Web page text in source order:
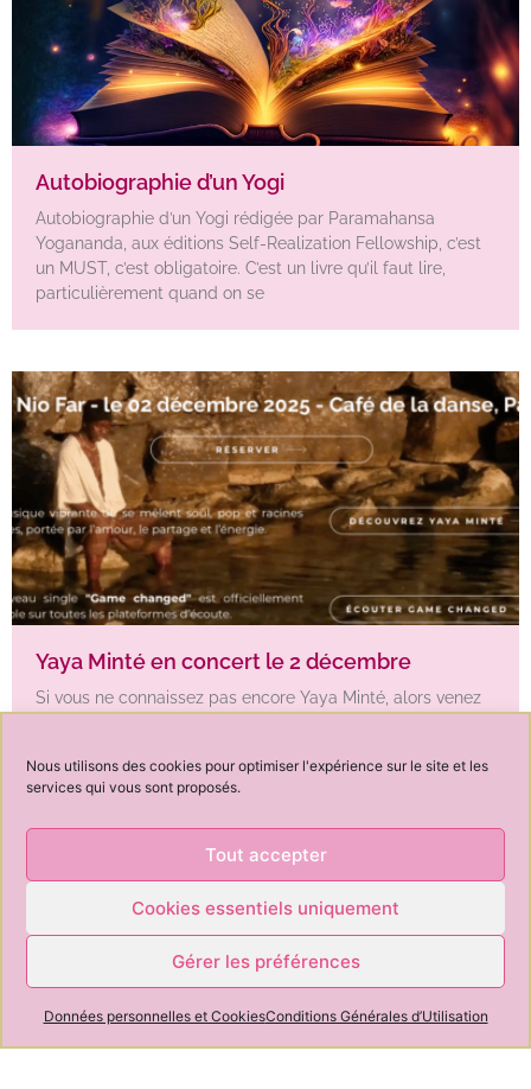
Nous utilisons des cookies pour optimiser l'expérience sur le site et les
services qui vous sont proposés.
Tout accepter
Cookies essentiels uniquement
Gérer les préférences
Données personnelles et CookiesConditions Générales d’Utilisation
Autobiographie d’un Yogi
Autobiographie d’un Yogi rédigée par Paramahansa
Yogananda, aux éditions Self-Realization Fellowship, c’est
un MUST, c’est obligatoire. C’est un livre qu’il faut lire,
particulièrement quand on se
Yaya Minté en concert le 2 décembre
Si vous ne connaissez pas encore Yaya Minté, alors venez
Conseil À propos de CGV